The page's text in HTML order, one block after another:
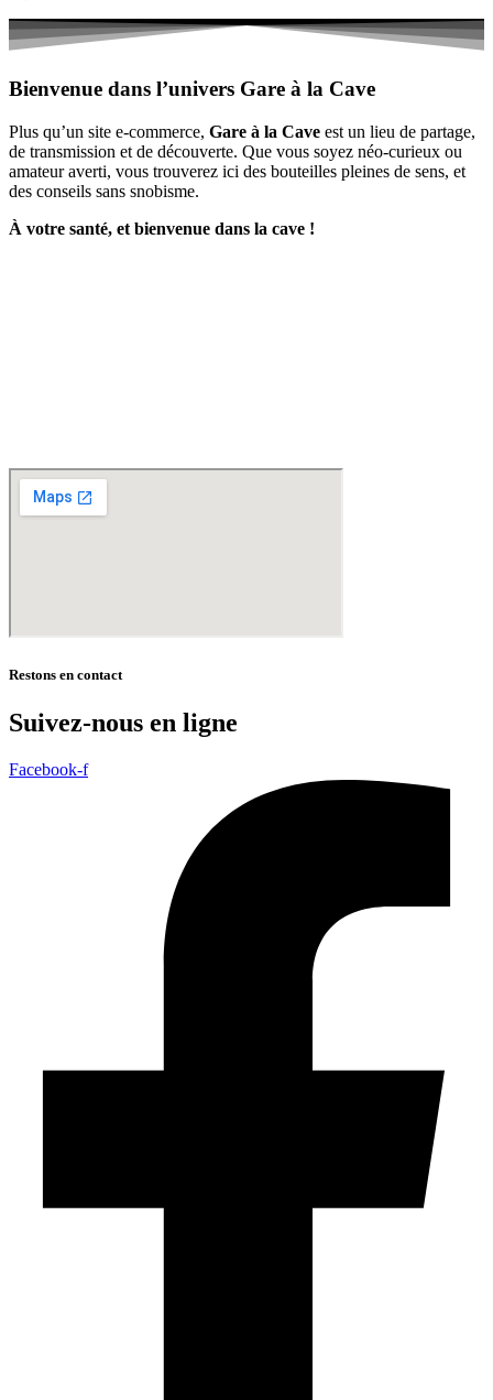
Bienvenue dans l’univers Gare à la Cave
Plus qu’un site e-commerce, Gare à la Cave est un lieu de partage,
de transmission et de découverte. Que vous soyez néo-curieux ou
amateur averti, vous trouverez ici des bouteilles pleines de sens, et
des conseils sans snobisme.
À votre santé, et bienvenue dans la cave !
Restons en contact
Suivez-nous en ligne
Facebook-f